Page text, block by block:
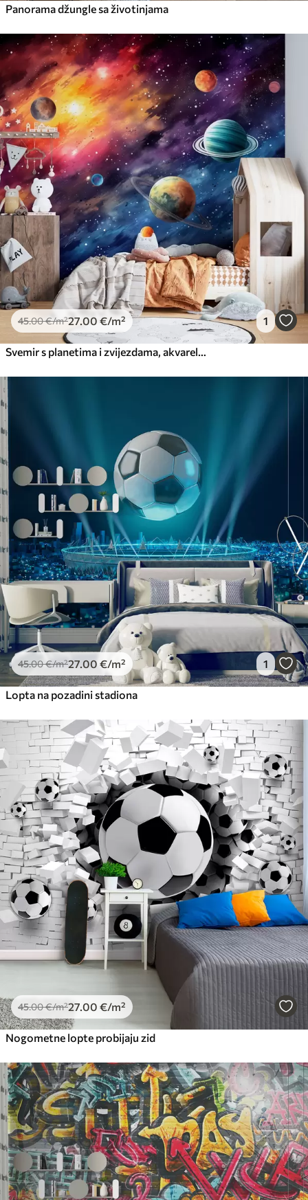
Panorama džungle sa životinjama
45.00€/m²27 .00 €/m² 1
45.00€/m²27 .00 €/m² 1
Lopta na pozadini stadiona
45.00€/m²27 .00 €/m²
Nogometne lopte probijaju zid